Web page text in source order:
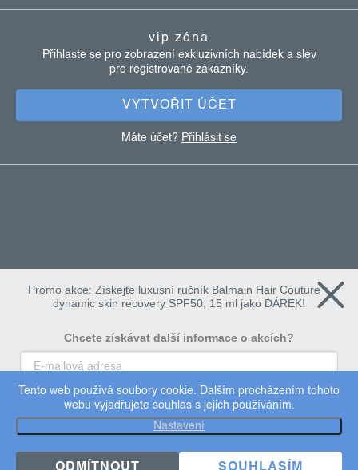
Tento web používá soubory cookie. Dalším procházením tohoto
webu vyjadřujete souhlas s jejich používáním.
Nastavení
vip zóna
Přihlaste se pro zobrazení exkluzivních nabídek a slev
pro registrované zákazníky.
VYTVOŘIT ÚČET
Máte účet? Přihlásit se
Copyright 2026Dermalogica. Všechna práva vyhrazena.
Upravit nastavení cookies
Užijte si 15% slevu
Promo akce: Získejte luxusní ručník Balmain Hair Couture +
dynamic skin recovery SPF50, 15 ml jako DÁREK!
Chcete získávat další informace o akcích?
To chci